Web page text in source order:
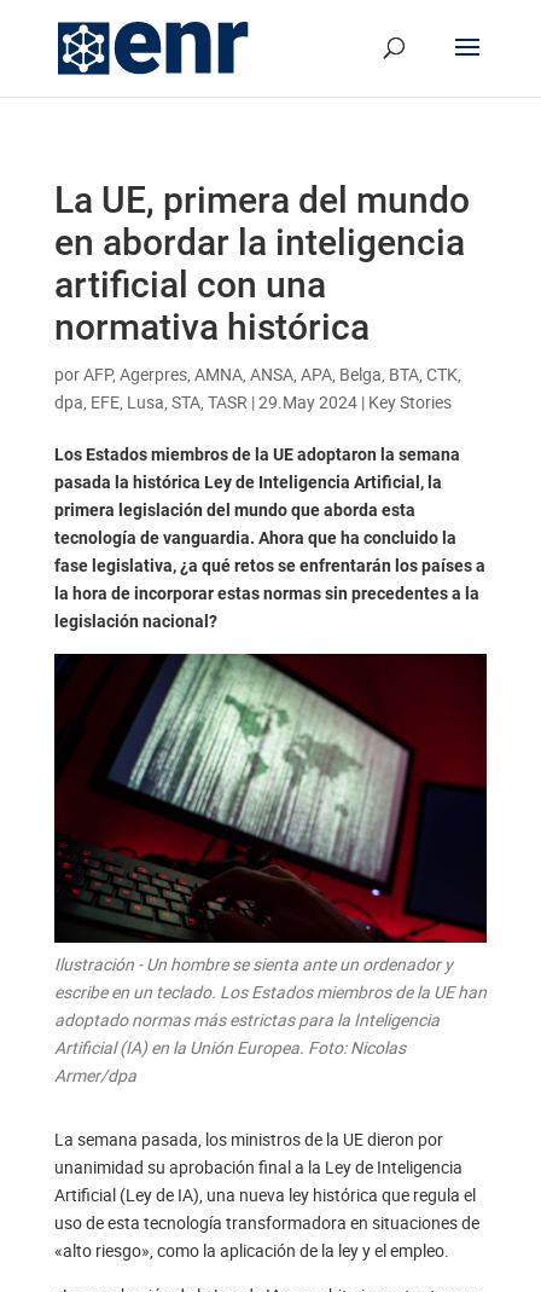
La UE, primera del mundo
en abordar la inteligencia
artificial con una
normativa histórica
porAFP, Agerpres, AMNA, ANSA, APA, Belga, BTA, CTK,
dpa, EFE, Lusa, STA, TASR|29.May 2024| Key Stories
Los Estados miembros de la UE adoptaron la semana
pasada la histórica Ley de Inteligencia Artificial, la
primera legislación del mundo que aborda esta
tecnología de vanguardia. Ahora que ha concluido la
fase legislativa, ¿a qué retos se enfrentarán los países a
la hora de incorporar estas normas sin precedentes a la
legislación nacional?
Ilustración - Un hombre se sienta ante un ordenador y
escribe en un teclado. Los Estados miembros de la UE han
adoptado normas más estrictas para la Inteligencia
Artificial (IA) en la Unión Europea. Foto: Nicolas
Armer/dpa
La semana pasada, los ministros de la UE dieron por
unanimidad su aprobación final a la Ley de Inteligencia
Artificial (Ley de IA), una nueva ley histórica que regula el
uso de esta tecnología transformadora en situaciones de
«alto riesgo», como la aplicación de la ley y el empleo.